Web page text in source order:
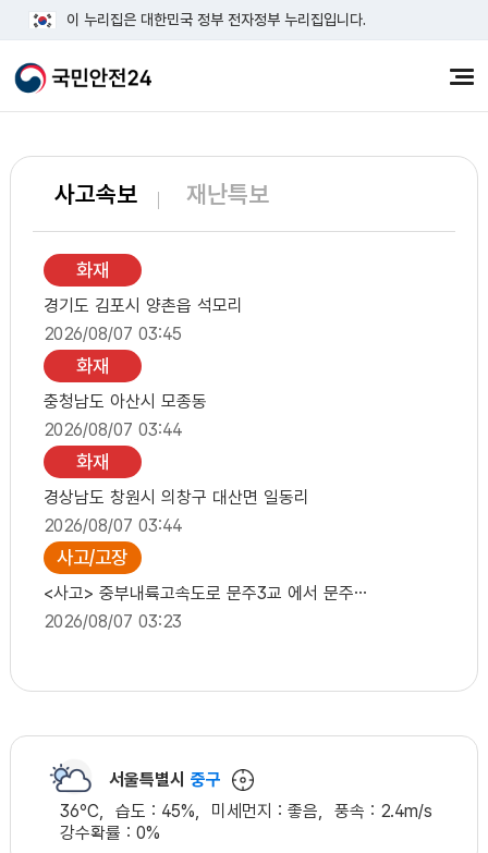
이 누리집은 대한민국 정부 전자정부 누리집입니다.
사고속보 재난특보
화재
경기도 김포시 양촌읍 석모리
2026/08/07 03:45
화재
충청남도 아산시 모종동
2026/08/07 03:44
화재
경상남도 창원시 의창구 대산면 일동리
2026/08/07 03:44
사고/고장
<사고> 중부내륙고속도로 문주3교 에서 문주3교 방향 종점방향 고장 문주3교 → 문주3교 중부내륙선 종점
2026/08/07 03:23
<사고> 중앙고속도로지선 남양산IC 에서 양산분기점 방향 종점방향 장애물 3차로 남양산IC → 양산분기점 중앙선지선 종점
서울특별시 중구
36℃, 습도 : 45%, 미세먼지 : 좋음 풍속 : 2.4m/s
강수확률 : 0%